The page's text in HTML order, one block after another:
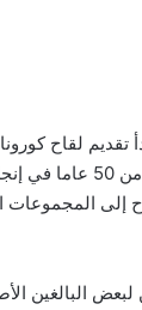
تقديم لقاح
الذين يبلغون من العمر
إلى
لبعض البالغين